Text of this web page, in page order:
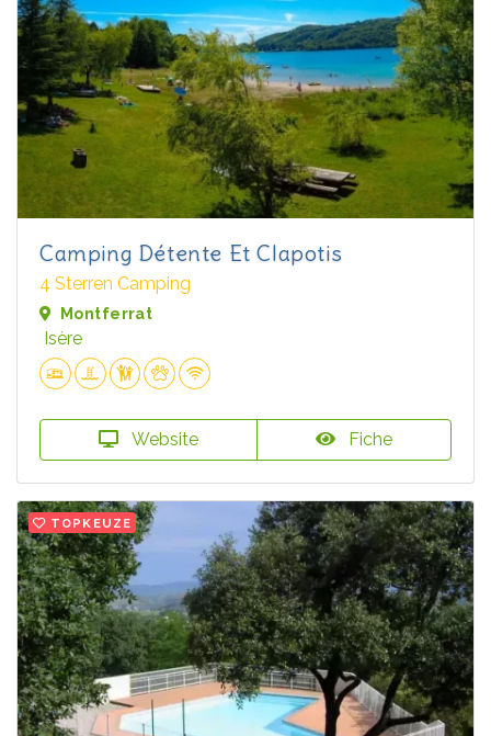
Camping Détente Et Clapotis
4 Sterren Camping
Montferrat
Isère
Website Fiche
TOPKEUZE